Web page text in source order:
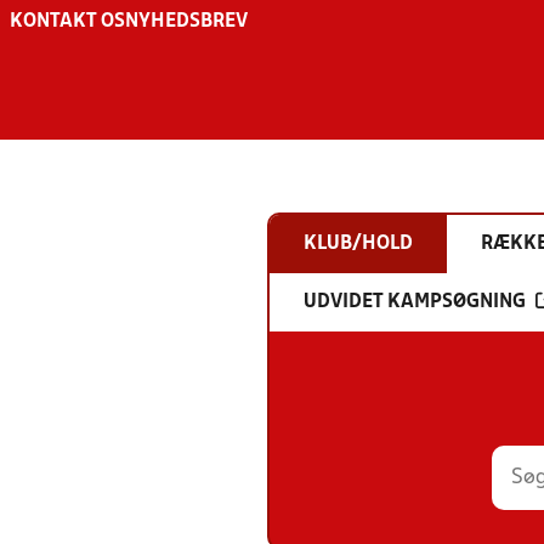
KONTAKT OS NYHEDSBREV
KLUB/HOLD
UDVIDET KAMPSØGNING